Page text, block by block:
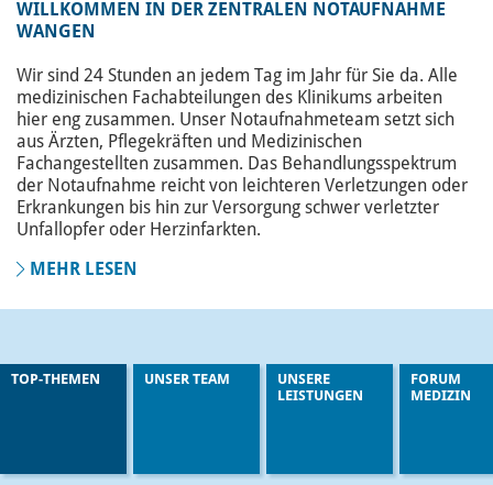
WILLKOMMEN IN DER ZENTRALEN NOTAUFNAHME
WANGEN
Wir sind 24 Stunden an jedem Tag im Jahr für Sie da. Alle
medizinischen Fachabteilungen des Klinikums arbeiten
hier eng zusammen. Unser Notaufnahmeteam setzt sich
aus Ärzten, Pflegekräften und Medizinischen
Fachangestellten zusammen. Das Behandlungsspektrum
der Notaufnahme reicht von leichteren Verletzungen oder
Erkrankungen bis hin zur Versorgung schwer verletzter
Unfallopfer oder Herzinfarkten.
MEHR LESEN
TOP-THEMEN UNSER TEAM
UNSERE
LEISTUNGEN
FORUM
MEDIZIN